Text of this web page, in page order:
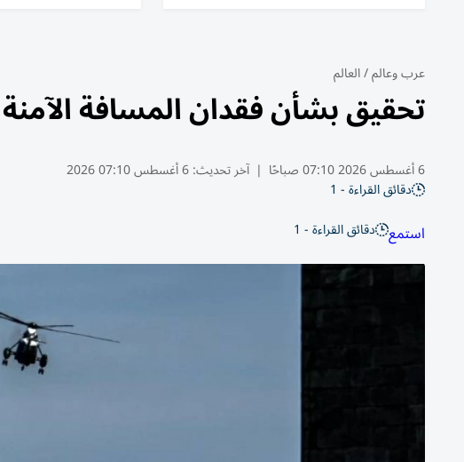
عرب وعالم/العالم
تحقيق بشأن فقدان المسافة
6 أغسطس 2026 07:10 صباحًا | آخر تحديث:6 أغسطس 07:10 2026
دقائق القراءة - 1
استمع دقائق القراءة - 1